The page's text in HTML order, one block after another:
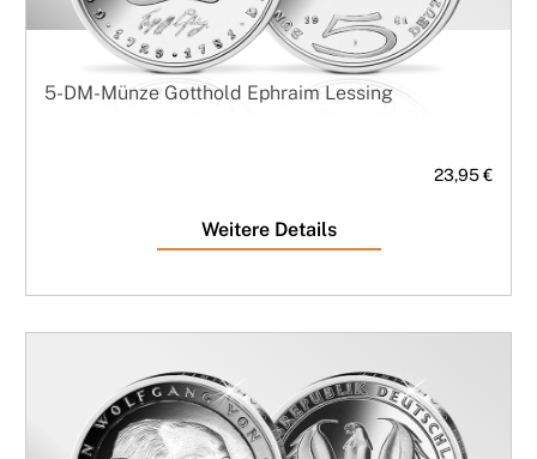
5-DM-Münze Gotthold Ephraim Lessing
23,95 €
Weitere Details